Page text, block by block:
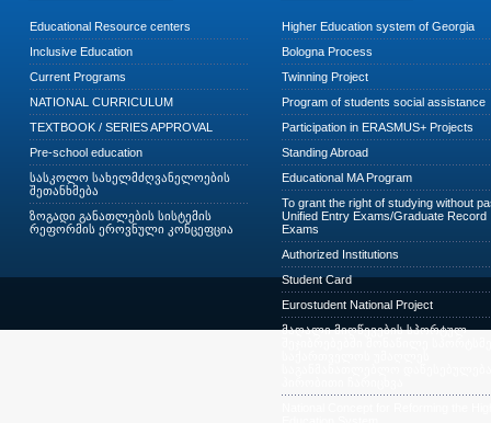
Educational Resource centers
Inclusive Education
Current Programs
NATIONAL CURRICULUM
TEXTBOOK / SERIES APPROVAL
Pre-school education
სასკოლო სახელმძღვანელოების
შეთანხმება
ზოგადი განათლების სისტემის
რეფორმის ეროვნული კონცეფცია
Higher Education system of Georgia
Bologna Process
Twinning Project
Program of students social assistance
Participation in ERASMUS+ Projects
Standing Abroad
Educational MA Program
To grant the right of studying without
Unified Entry Exams/Graduate Record
Exams
Authorized Institutions
Student Card
Eurostudent National Project
მაღალი მიღწევების სპორტულ